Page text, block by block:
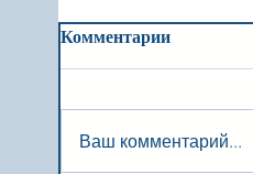
Комментарии
Ваш комментарий...